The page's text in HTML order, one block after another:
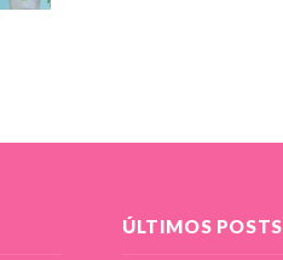
ÚLTIMOS POSTS